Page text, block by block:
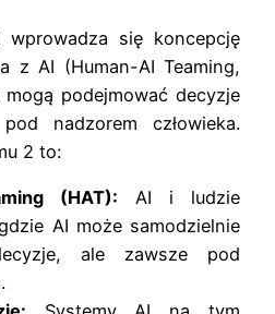
się koncepcję
z AI (Human-AI Teaming,
podejmować decyzje
nadzorem człowieka.
2 to:
(HAT): AI i ludzie
AI może samodzielnie
ale zawsze pod